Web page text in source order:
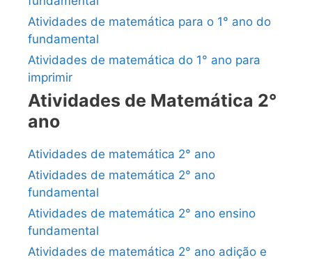
Atividades de matemática para o 1° ano do
fundamental
Atividades de matemática do 1° ano para
imprimir
Atividades de Matemática 2°
ano
Atividades de matemática 2° ano
Atividades de matemática 2° ano
fundamental
Atividades de matemática 2° ano ensino
fundamental
Atividades de matemática 2° ano adição e